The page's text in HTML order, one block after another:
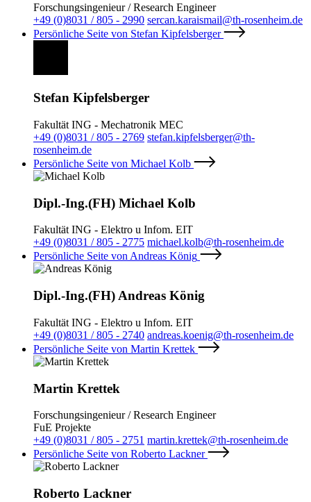
Forschungsingenieur / Research Engineer
+49 (0)8031 / 805 - 2990 sercan.karaismail@th-rosenheim.de
Persönliche Seite von Stefan Kipfelsberger
Stefan Kipfelsberger
Fakultät ING - Mechatronik MEC
+49 (0)8031 / 805 - 2769 stefan.kipfelsberger@th-
rosenheim.de
Persönliche Seite von Michael Kolb
Dipl.-Ing.(FH) Michael Kolb
Fakultät ING - Elektro u Infom. EIT
+49 (0)8031 / 805 - 2775 michael.kolb@th-rosenheim.de
Persönliche Seite von Andreas König
Dipl.-Ing.(FH) Andreas König
Fakultät ING - Elektro u Infom. EIT
+49 (0)8031 / 805 - 2740 andreas.koenig@th-rosenheim.de
Persönliche Seite von Martin Krettek
Martin Krettek
Forschungsingenieur / Research Engineer
FuE Projekte
+49 (0)8031 / 805 - 2751 martin.krettek@th-rosenheim.de
Persönliche Seite von Roberto Lackner
Roberto Lackner